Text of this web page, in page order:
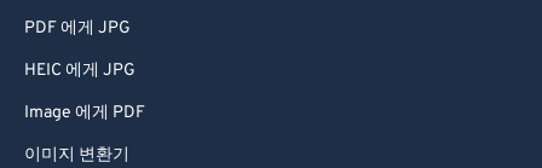
PDF 에게 JPG
HEIC 에게 JPG
Image 에게 PDF
이미지 변환기